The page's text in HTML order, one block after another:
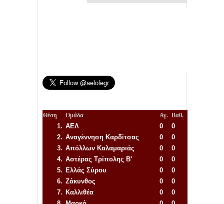
Θέση Ομάδα Αγ. Βαθ.
1. ΑΕΛ 0
0
2. Αναγέννηση Καρδίτσας 0
0
3. Απόλλων Καλαμαριάς 0
0
4. Αστέρας Τρίπολης Β' 0
0
5. Ελλάς Σύρου 0
0
6. Ζάκυνθος 0
0
7. Καλλιθέα 0
0